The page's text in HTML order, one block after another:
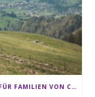
FRIBOURG: 7 TOLLE AUSFLÜGE FÜR FAMILIEN VON CHARMEY BIS LES PACCOTS